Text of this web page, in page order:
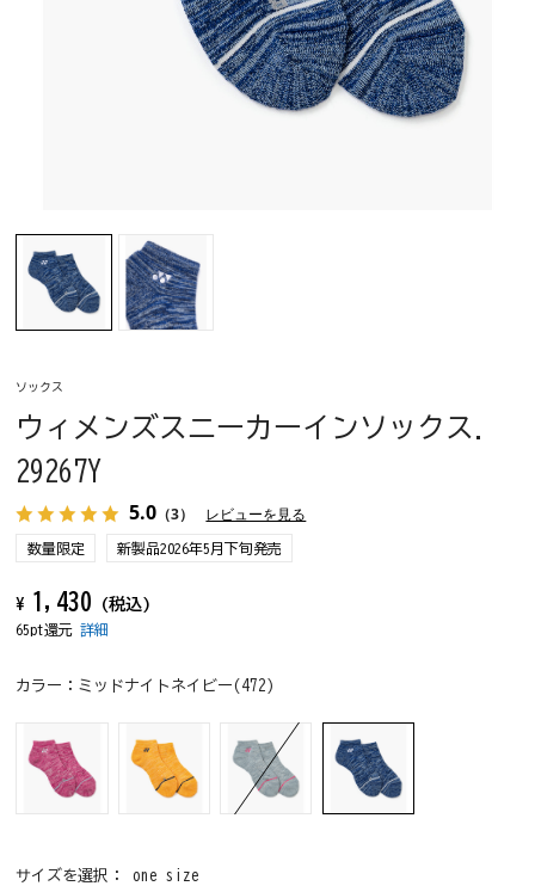
ソックス
ウィメンズスニーカーインソックス.
29267Y
5.0 （3） レビューを見る
数量限定 新製品2026年5月下旬発売
¥ 1,430 (税込)
65pt還元詳細
カラー： ミッドナイトネイビー(472)
サイズを選択：one size